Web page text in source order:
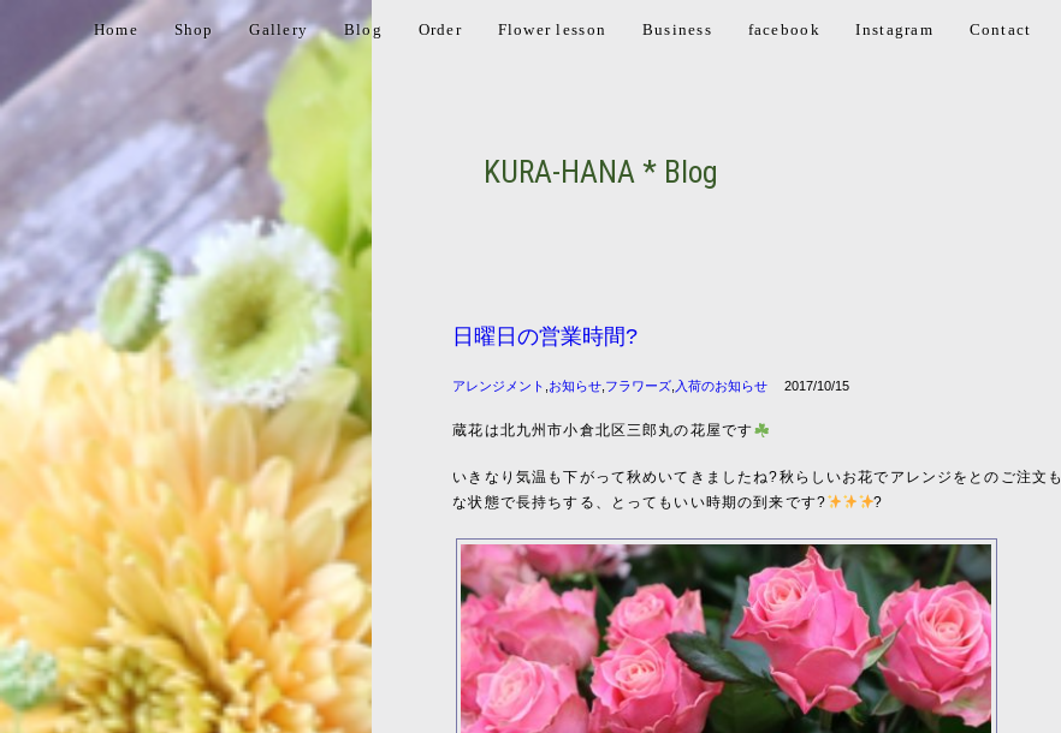
Home Shop Gallery Blog Order Flower lesson Business facebook Instagram Contact
KURA-HANA * Blog
日曜日の営業時間?
アレンジメント お知らせ フラワーズ 入荷のお知らせ 2017/10/15
蔵花は北九州市小倉北区三郎丸の花屋です
いきなり気温も下がって秋めいてきましたね?秋らしいお花でアレンジをとのご注文も
な状態で長持ちする、とってもいい時期の到来です?
?